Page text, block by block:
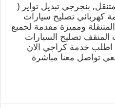
بنجرجي تبديل تواير (
كهربائي تصليح سيارات
ومميزة مقدمة لجميع
المنقف تصليح السيارات
اطلب خدمة كراجي الان
تواصل معنا مباشرة